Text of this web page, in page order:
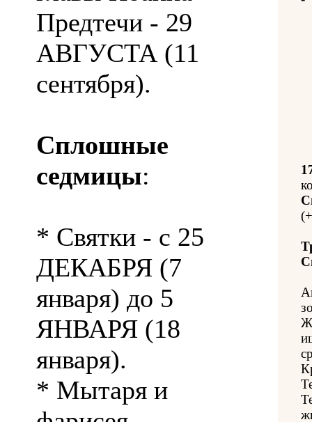
Предтечи - 29
АВГУСТА (11
сентября).
Сплошные
седмицы:
* Святки - с 25
ДЕКАБРЯ (7
января) до 5
ЯНВАРЯ (18
января).
* Мытаря и